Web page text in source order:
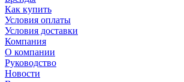
Как купить
Условия оплаты
Условия доставки
Компания
О компании
Руководство
Новости